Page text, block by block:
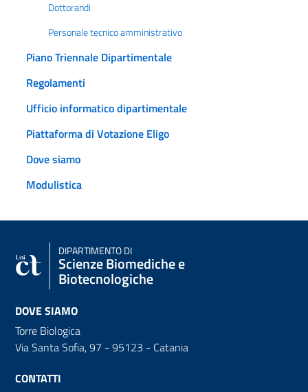
Dottorandi
Personale tecnico amministrativo
Piano Triennale Dipartimentale
Regolamenti
Ufficio informatico dipartimentale
Piattaforma di Votazione Eligo
Dove siamo
Modulistica
DIPARTIMENTO DI
Scienze Biomediche e
Biotecnologiche
DOVE SIAMO
Torre Biologica
Via Santa Sofia, 97 - 95123 - Catania
CONTATTI